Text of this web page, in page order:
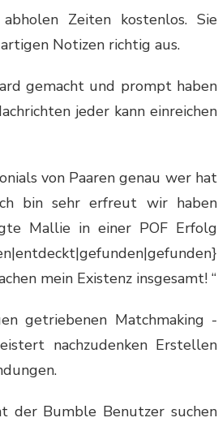
Zeiten kostenlos. Sie
Notizen richtig aus.
gemacht und prompt haben
jeder kann einreichen
von Paaren genau wer hat
bin sehr erfreut wir haben
Mallie in einer POF Erfolg
mein Existenz insgesamt! “
getriebenen Matchmaking -
nachzudenken Erstellen
der Bumble Benutzer suchen